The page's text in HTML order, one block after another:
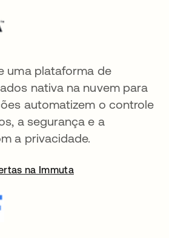
uma plataforma de
nativa na nuvem para
automatizem o controle
a segurança e a
a privacidade.
na Immuta